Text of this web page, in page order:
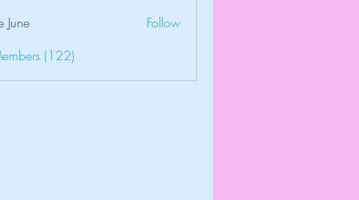
June
Follow
(122)